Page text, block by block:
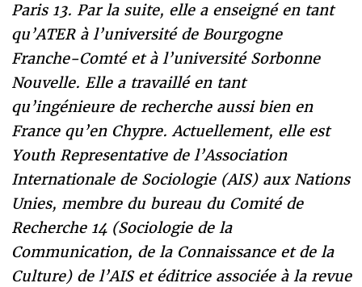
Paris 13. Par la suite, elle a enseigné en tant
qu’ATER à l’université de Bourgogne
Franche-Comté et à l’université Sorbonne
Nouvelle. Elle a travaillé en tant
qu’ingénieure de recherche aussi bien en
France qu’en Chypre. Actuellement, elle est
Youth Representative de l’Association
Internationale de Sociologie (AIS) aux Nations
Unies, membre du bureau du Comité de
Recherche 14 (Sociologie de la
Communication, de la Connaissance et de la
Culture) de l’AIS et éditrice associée à la revue